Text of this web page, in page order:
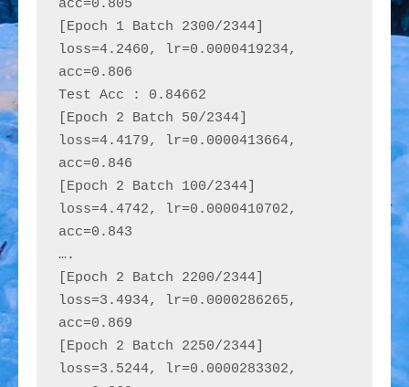
acc=0.805
[Epoch 1 Batch 2300/2344]
loss=4.2460, lr=0.0000419234,
acc=0.806
Test Acc : 0.84662
[Epoch 2 Batch 50/2344]
loss=4.4179, lr=0.0000413664,
acc=0.846
[Epoch 2 Batch 100/2344]
loss=4.4742, lr=0.0000410702,
acc=0.843
….
[Epoch 2 Batch 2200/2344]
loss=3.4934, lr=0.0000286265,
acc=0.869
[Epoch 2 Batch 2250/2344]
loss=3.5244, lr=0.0000283302,